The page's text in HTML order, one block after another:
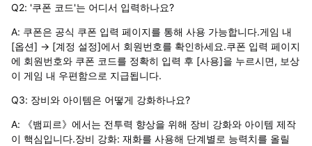
Q2: '쿠폰 코드'는 어디서 입력하나요?
A: 쿠폰은 공식 쿠폰 입력 페이지를 통해 사용 가능합니다.게임 내
[옵션] → [계정 설정]에서 회원번호를 확인하세요.쿠폰 입력 페이지
에 회원번호와 쿠폰 코드를 정확히 입력 후 [사용]을 누르시면, 보상
이 게임 내 우편함으로 지급됩니다.
Q3: 장비와 아이템은 어떻게 강화하나요?
A: 《뱀피르》에서는 전투력 향상을 위해 장비 강화와 아이템 제작
이 핵심입니다.장비 강화: 재화를 사용해 단계별로 능력치를 올릴